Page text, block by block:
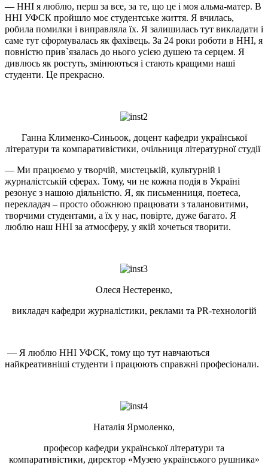
— ННІ я люблю, перш за все, за те, що це і моя альма-матер. В
ННІ УФСК пройшло моє студентське життя. Я вчилась,
робила помилки і виправляла їх. Я залишилась тут викладати і
саме тут сформувалась як фахівець. За 24 роки роботи в ННІ, я
повністю прив`язалась до нього усією душею та серцем. Я
дивлюсь як ростуть, змінюються і стають кращими наші
студенти. Це прекрасно.
Ганна Клименко-Синьоок, доцент кафедри української
літератури та компаративістики, очільниця літературної студії
— Ми працюємо у творчій, мистецькій, культурній і
журналістській сферах. Тому, чи не кожна подія в Україні
резонує з нашою діяльністю. Я, як письменниця, поетеса,
перекладач – просто обожнюю працювати з талановитими,
творчими студентами, а їх у нас, повірте, дуже багато. Я
люблю наш ННІ за атмосферу, у якій хочеться творити.
Олеся Нестеренко,
викладач кафедри журналістики, реклами та PR-технологій
— Я люблю ННІ УФСК, тому що тут навчаються
найкреативніші студенти і працюють справжні професіонали.
Наталія Ярмоленко,
професор кафедри української літератури та
компаративістики, директор «Музею українського рушника»